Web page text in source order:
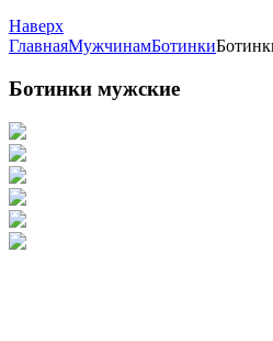
Наверх
ГлавнаяМужчинамБотинки
Ботинки мужские